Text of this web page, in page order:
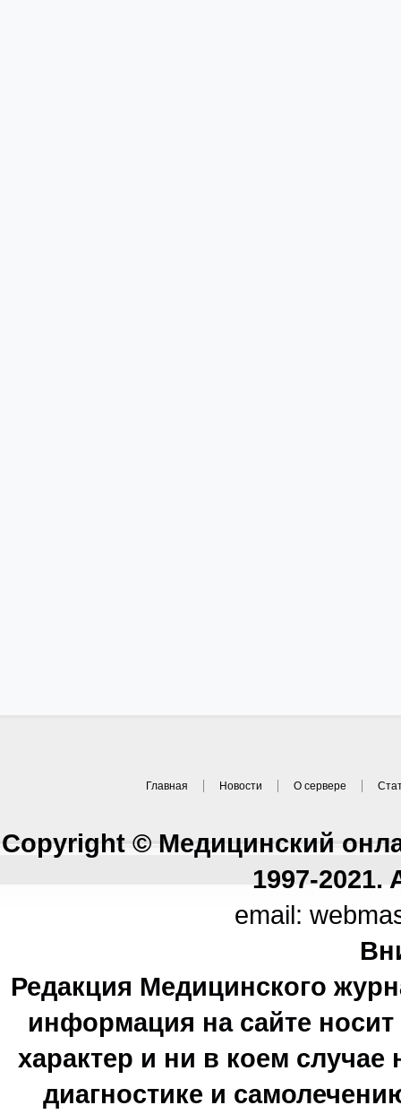
Главная Новости О сервере
Copyright © Медицинский
1997-2021.
email:
Редакция Медицинского
информация на сайте
характер и ни в коем
диагностике и